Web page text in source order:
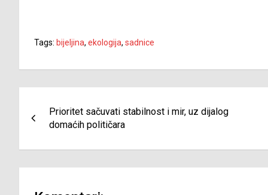
Tags: bijeljina, ekologija, sadnice
članaka
Prioritet sačuvati stabilnost i mir, uz dijalog
domaćih političara